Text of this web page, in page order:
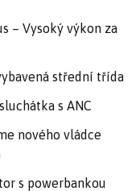
– Vysoký výkon za
střední třída
s ANC
nového vládce
s powerbankou